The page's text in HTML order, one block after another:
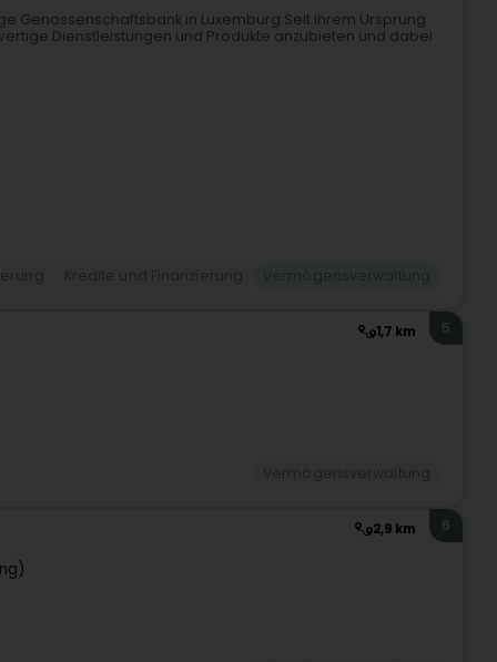
Genossenschaftsbank in Luxemburg.Seit ihrem Ursprung
Dienstleistungen und Produkte anzubieten und dabei
1,7 km 5
2,9 km 6